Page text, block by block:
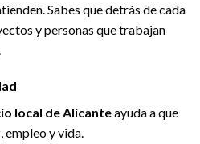
Sabes que detrás de cada
y personas que trabajan
local de Alicanteayuda a que
empleo y vida.